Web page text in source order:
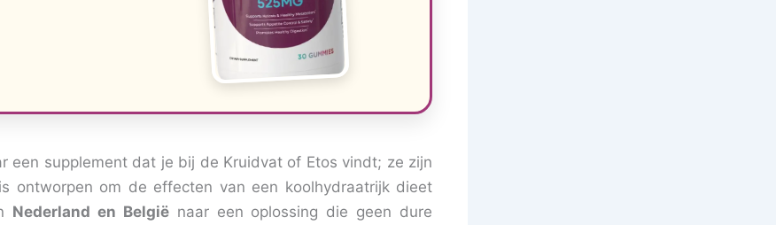
een supplement dat je bij de Kruidvat of Etos vindt; ze zijn
ontworpen om de effecten van een koolhydraatrijk dieet
Nederland en Belgiënaar een oplossing die geen dure